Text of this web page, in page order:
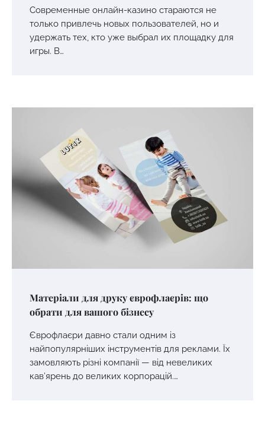
Современные онлайн-казино стараются не
только привлечь новых пользователей, но и
удержать тех, кто уже выбрал их площадку для
игры. В…
Матеріали для друку єврофлаєрів: що
обрати для вашого бізнесу
Єврофлаєри давно стали одним із
найпопулярніших інструментів для реклами. Їх
замовляють різні компанії — від невеликих
кав’ярень до великих корпорацій.…